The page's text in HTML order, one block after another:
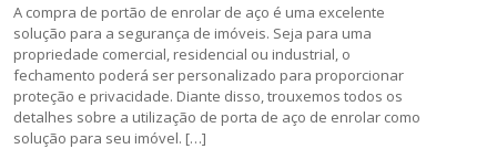
A compra de portão de enrolar de aço é uma excelente
solução para a segurança de imóveis. Seja para uma
propriedade comercial, residencial ou industrial, o
fechamento poderá ser personalizado para proporcionar
proteção e privacidade. Diante disso, trouxemos todos os
detalhes sobre a utilização de porta de aço de enrolar como
solução para seu imóvel. […]